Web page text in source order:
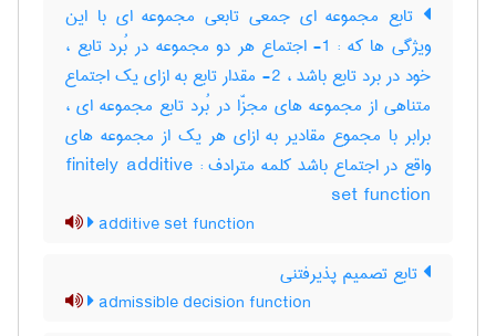
تابع مجموعه ای جمعی تابعی مجموعه ای با این
ویژگی ها که : 1- اجتماع هر دو مجموعه در بُرد تابع ،
خود در برد تابع باشد ، 2- مقدار تابع به ازای یک اجتماع
متناهی از مجموعه های مجزّا در بُرد تابع مجموعه ای ،
برابر با مجموع مقادیر به ازای هر یک از مجموعه های
واقع در اجتماع باشد کلمه مترادف : finitely additive
set function
additive set function
تابع تصمیم پذیرفتنی
admissible decision function